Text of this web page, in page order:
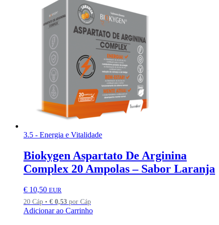
3.5 - Energia e Vitalidade
Biokygen Aspartato De Arginina
Complex 20 Ampolas – Sabor Laranja
€ 10,50 EUR
20 Cáp • € 0,53 por Cáp
Adicionar ao Carrinho